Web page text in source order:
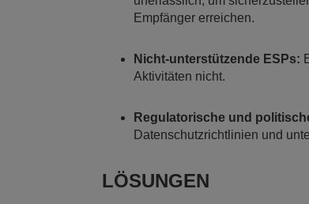
Empfänger erreichen.
Nicht-unterstützende ESPs:
Aktivitäten nicht.
Regulatorische und
Datenschutzrichtlinien und
LÖSUNGEN